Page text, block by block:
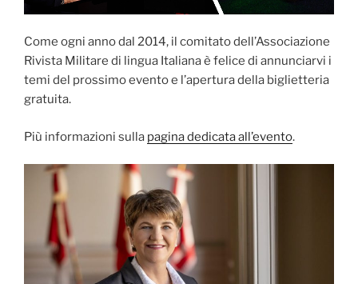
Come ogni anno dal 2014, il comitato dell’Associazione
Rivista Militare di lingua Italiana è felice di annunciarvi i
temi del prossimo evento e l’apertura della biglietteria
gratuita.
Più informazioni sulla pagina dedicata all’evento.